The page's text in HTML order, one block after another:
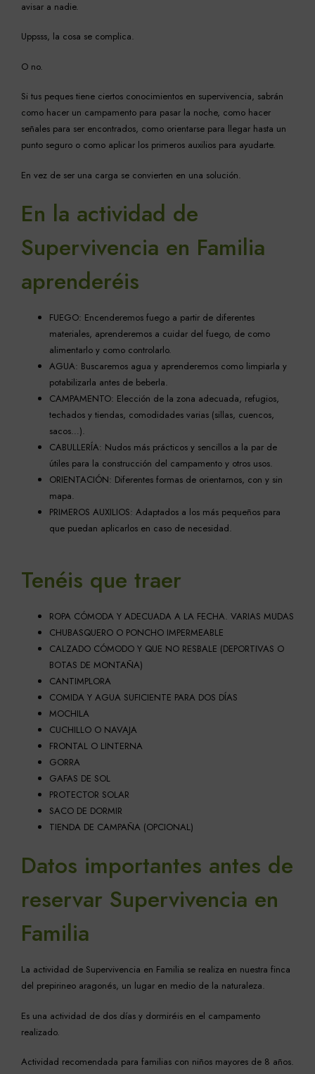
avisar a nadie.
Uppsss, la cosa se complica.
O no.
Si tus peques tiene ciertos conocimientos en supervivencia, sabrán
como hacer un campamento para pasar la noche, como hacer
señales para ser encontrados, como orientarse para llegar hasta un
punto seguro o como aplicar los primeros auxilios para ayudarte.
En vez de ser una carga se convierten en una solución.
En la actividad de
Supervivencia en Familia
aprenderéis
FUEGO: Encenderemos fuego a partir de diferentes
materiales, aprenderemos a cuidar del fuego, de como
alimentarlo y como controlarlo.
AGUA: Buscaremos agua y aprenderemos como limpiarla y
potabilizarla antes de beberla.
CAMPAMENTO: Elección de la zona adecuada, refugios,
techados y tiendas, comodidades varias (sillas, cuencos,
sacos…).
CABULLERÍA: Nudos más prácticos y sencillos a la par de
útiles para la construcción del campamento y otros usos.
ORIENTACIÓN: Diferentes formas de orientarnos, con y sin
mapa.
PRIMEROS AUXILIOS: Adaptados a los más pequeños para
que puedan aplicarlos en caso de necesidad.
Tenéis que traer
ROPA CÓMODA Y ADECUADA A LA FECHA. VARIAS MUDAS
CHUBASQUERO O PONCHO IMPERMEABLE
CALZADO CÓMODO Y QUE NO RESBALE (DEPORTIVAS O
BOTAS DE MONTAÑA)
CANTIMPLORA
COMIDA Y AGUA SUFICIENTE PARA DOS DÍAS
MOCHILA
CUCHILLO O NAVAJA
FRONTAL O LINTERNA
GORRA
GAFAS DE SOL
PROTECTOR SOLAR
SACO DE DORMIR
TIENDA DE CAMPAÑA (OPCIONAL)
Datos importantes antes de
reservar Supervivencia en
Familia
La actividad de Supervivencia en Familia se realiza en nuestra finca
del prepirineo aragonés, un lugar en medio de la naturaleza.
Es una actividad de dos días y dormiréis en el campamento
realizado.
Actividad recomendada para familias con niños mayores de 8 años.